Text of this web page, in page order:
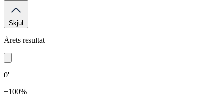
Skjul
Årets resultat
0'
+100%